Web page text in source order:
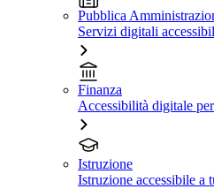
Pubblica
Servizi digitali
Finanza
Accessibilità digitale
Istruzione
Istruzione accessibile a